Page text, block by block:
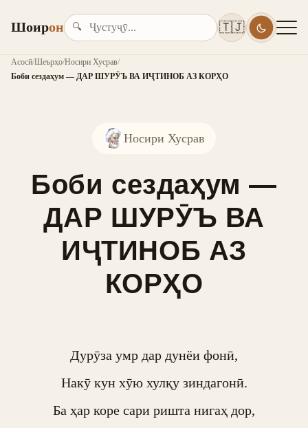
Шоирон 🔍 🇹🇯
Асосӣ/Шеърҳо/Носири Хусрав/
Боби сездаҳум — ДАР ШУРӮЪ ВА ИҶТИНОБ АЗ КОРҲО
Носири Хусрав
Боби сездаҳум —
ДАР ШУРӮЪ ВА
ИҶТИНОБ АЗ
КОРҲО
Дурӯза умр дар дунёи фонӣ,
Накӯ кун хӯю хулқу зиндагонӣ.
Ба ҳар коре сари ришта нигаҳ дор,